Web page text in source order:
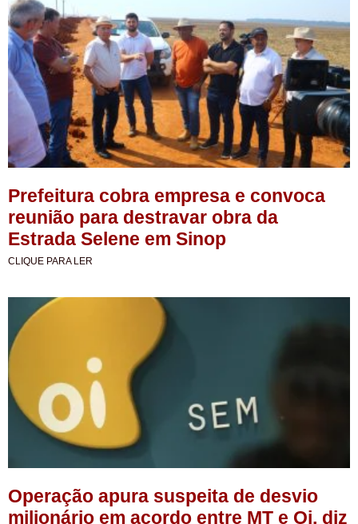
Prefeitura cobra empresa e convoca
reunião para destravar obra da
Estrada Selene em Sinop
CLIQUE PARA LER
Operação apura suspeita de desvio
milionário em acordo entre MT e Oi, diz